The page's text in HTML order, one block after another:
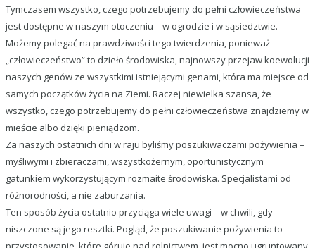
Tymczasem wszystko, czego potrzebujemy do pełni człowieczeństwa
jest dostępne w naszym otoczeniu – w ogrodzie i w sąsiedztwie.
Możemy polegać na prawdziwości tego twierdzenia, ponieważ
„człowieczeństwo” to dzieło środowiska, najnowszy przejaw koewolucji
naszych genów ze wszystkimi istniejącymi genami, która ma miejsce od
samych początków życia na Ziemi. Raczej niewielka szansa, że
wszystko, czego potrzebujemy do pełni człowieczeństwa znajdziemy w
mieście albo dzięki pieniądzom.
Za naszych ostatnich dni w raju byliśmy poszukiwaczami pożywienia –
myśliwymi i zbieraczami, wszystkożernym, oportunistycznym
gatunkiem wykorzystującym rozmaite środowiska. Specjalistami od
różnorodności, a nie zaburzania.
Ten sposób życia ostatnio przyciąga wiele uwagi – w chwili, gdy
niszczone są jego resztki. Pogląd, że poszukiwanie pożywienia to